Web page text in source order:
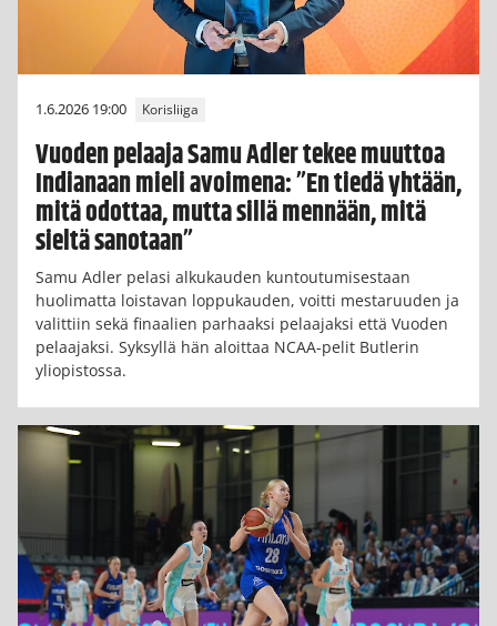
1.6.2026 19:00 Korisliiga
Vuoden pelaaja Samu Adler tekee muuttoa
Indianaan mieli avoimena: ”En tiedä yhtään,
mitä odottaa, mutta sillä mennään, mitä
sieltä sanotaan”
Samu Adler pelasi alkukauden kuntoutumisestaan
huolimatta loistavan loppukauden, voitti mestaruuden ja
valittiin sekä finaalien parhaaksi pelaajaksi että Vuoden
pelaajaksi. Syksyllä hän aloittaa NCAA-pelit Butlerin
yliopistossa.